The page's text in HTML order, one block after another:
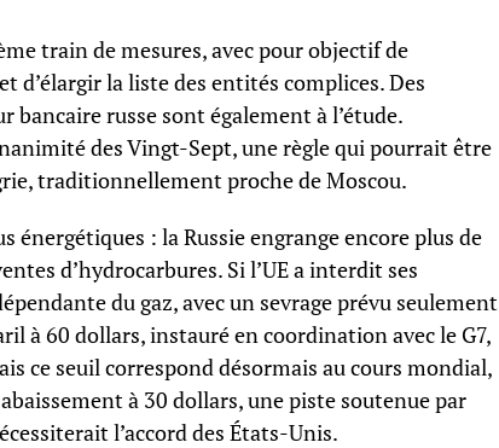
train de mesures, avec pour objectif de
d’élargir la liste des entités complices. Des
russe sont également à l’étude.
des Vingt-Sept, une règle qui pourrait être
traditionnellement proche de Moscou.
énergétiques : la Russie engrange encore plus de
d’hydrocarbures. Si l’UE a interdit ses
du gaz, avec un sevrage prévu seulement
à 60 dollars, instauré en coordination avec le G7,
ce seuil correspond désormais au cours mondial,
à 30 dollars, une piste soutenue par
l’accord des États-Unis.